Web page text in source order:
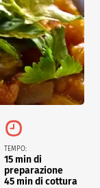
TEMPO:
15 min di
preparazione
45 min di cottura